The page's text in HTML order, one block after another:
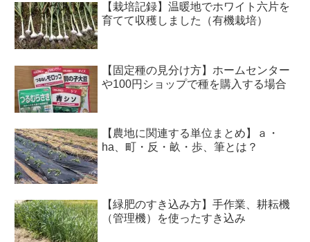
【栽培記録】温暖地でホワイト六片を
育てて収穫しました（有機栽培）
【固定種の見分け方】ホームセンター
や100円ショップで種を購入する場合
【農地に関連する単位まとめ】ａ・
ha、町・反・畝・歩、筆とは？
【緑肥のすき込み方】手作業、耕耘機
（管理機）を使ったすき込み